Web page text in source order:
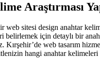
Araştırması
web sitesi design anahtar
belirlemek için detaylı bir
Kırşehir’de web tasarım
hangi anahtar kelimeleri